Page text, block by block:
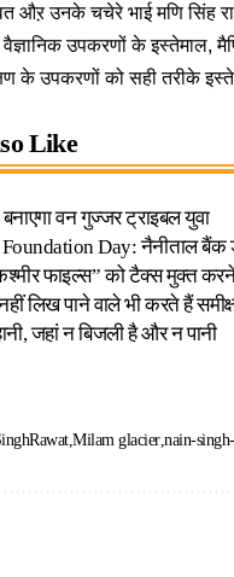
औऱ उनके चचेरे भाई मणि सिंह
उपकरणों के इस्तेमाल,
के उपकरणों को सही तरीके
Like
वन गुज्जर ट्राइबल युवा
Day: नैनीताल बैंक
फाइल्स” को टैक्स मुक्त
लिख पाने वाले भी करते हैं
जहां न बिजली है और न पानी
Milam glacier nain-